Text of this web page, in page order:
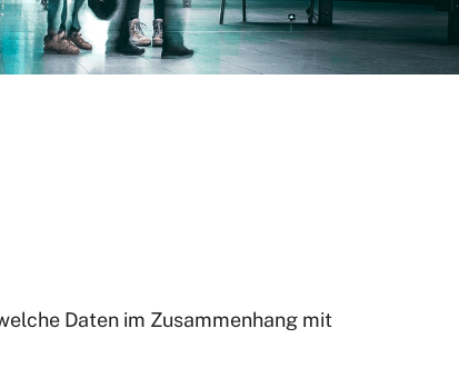
Daten im Zusammenhang mit